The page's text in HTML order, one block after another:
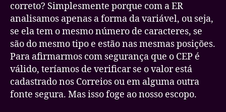
correto? Simplesmente porque com a ER
analisamos apenas a forma da variável, ou seja,
se ela tem o mesmo número de caracteres, se
são do mesmo tipo e estão nas mesmas posições.
Para afirmarmos com segurança que o CEP é
válido, teríamos de verificar se o valor está
cadastrado nos Correios ou em alguma outra
fonte segura. Mas isso foge ao nosso escopo.